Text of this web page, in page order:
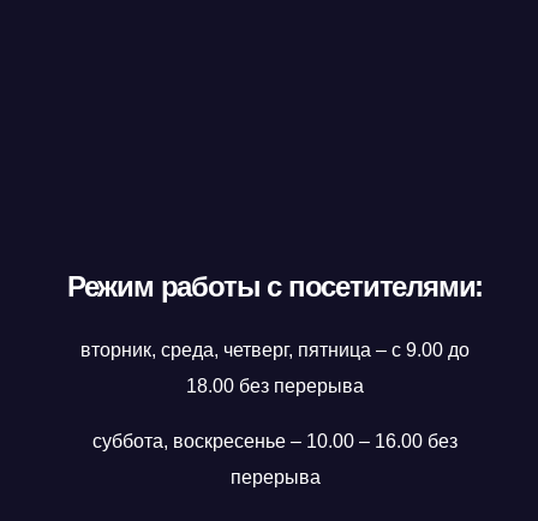
Режим работы с посетителями:
вторник, среда, четверг, пятница – с 9.00 до
18.00 без перерыва
суббота, воскресенье – 10.00 – 16.00 без
перерыва